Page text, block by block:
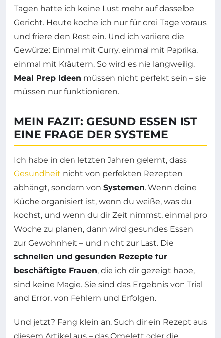
Tagen hatte ich keine Lust mehr auf dasselbe
Gericht. Heute koche ich nur für drei Tage voraus
und friere den Rest ein. Und ich variiere die
Gewürze: Einmal mit Curry, einmal mit Paprika,
einmal mit Kräutern. So wird es nie langweilig.
Meal Prep Ideen müssen nicht perfekt sein – sie
müssen nur funktionieren.
MEIN FAZIT: GESUND ESSEN IST
EINE FRAGE DER SYSTEME
Ich habe in den letzten Jahren gelernt, dass
Gesundheit nicht von perfekten Rezepten
abhängt, sondern von Systemen. Wenn deine
Küche organisiert ist, wenn du weiße, was du
kochst, und wenn du dir Zeit nimmst, einmal pro
Woche zu planen, dann wird gesundes Essen
zur Gewohnheit – und nicht zur Last. Die
schnellen und gesunden Rezepte für
beschäftigte Frauen, die ich dir gezeigt habe,
sind keine Magie. Sie sind das Ergebnis von Trial
and Error, von Fehlern und Erfolgen.
Und jetzt? Fang klein an. Such dir ein Rezept aus
diesem Artikel aus – das Omelett oder die